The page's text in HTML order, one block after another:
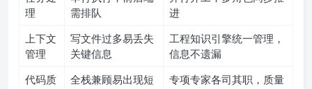
任务处
理
串行执行，前后端
需排队
并行开工，多角色同步推
上下文
写文件过多易丢失
关键信息
工程知识引擎统一管理，
信息不遗漏